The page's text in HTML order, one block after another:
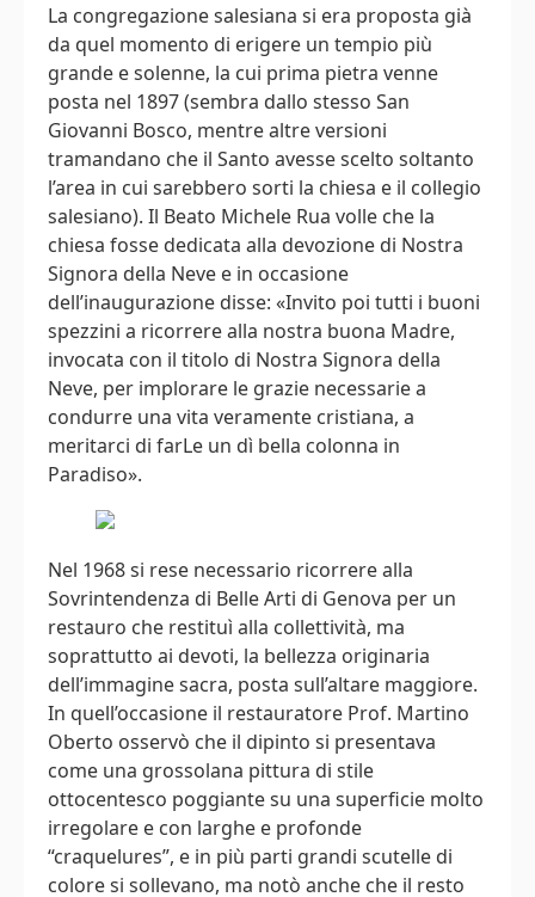
La congregazione salesiana si era proposta già
da quel momento di erigere un tempio più
grande e solenne, la cui prima pietra venne
posta nel 1897 (sembra dallo stesso San
Giovanni Bosco, mentre altre versioni
tramandano che il Santo avesse scelto soltanto
l’area in cui sarebbero sorti la chiesa e il collegio
salesiano). Il Beato Michele Rua volle che la
chiesa fosse dedicata alla devozione di Nostra
Signora della Neve e in occasione
dell’inaugurazione disse: «Invito poi tutti i buoni
spezzini a ricorrere alla nostra buona Madre,
invocata con il titolo di Nostra Signora della
Neve, per implorare le grazie necessarie a
condurre una vita veramente cristiana, a
meritarci di farLe un dì bella colonna in
Paradiso».
Nel 1968 si rese necessario ricorrere alla
Sovrintendenza di Belle Arti di Genova per un
restauro che restituì alla collettività, ma
soprattutto ai devoti, la bellezza originaria
dell’immagine sacra, posta sull’altare maggiore.
In quell’occasione il restauratore Prof. Martino
Oberto osservò che il dipinto si presentava
come una grossolana pittura di stile
ottocentesco poggiante su una superficie molto
irregolare e con larghe e profonde
“craquelures”, e in più parti grandi scutelle di
colore si sollevano, ma notò anche che il resto